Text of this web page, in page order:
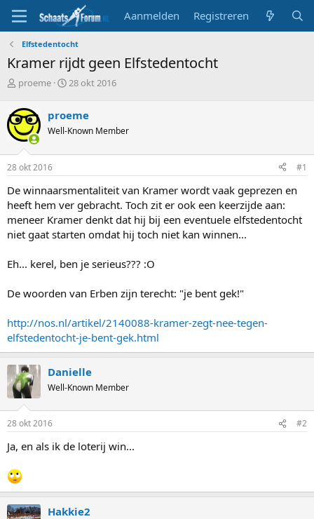
Aanmelden Registreren
Elfstedentocht
Kramer rijdt geen Elfstedentocht
T
p
i
c
s
t
a
t
e
r
proeme
S
r
t
a
m
28 okt 2016
proeme
Well-Known Member
28 okt 2016 #1
De winnaarsmentaliteit van Kramer wordt vaak geprezen en
heeft hem ver gebracht. Toch zit er ook een keerzijde aan:
meneer Kramer denkt dat hij bij een eventuele elfstedentocht
niet gaat starten omdat hij toch niet kan winnen...
Eh... kerel, ben je serieus??? :O
De woorden van Erben zijn terecht: "je bent gek!"
http://nos.nl/artikel/2140088-kramer-zegt-nee-tegen-
elfstedentocht-je-bent-gek.html
Danielle
Well-Known Member
28 okt 2016 #2
Ja, en als ik de loterij win...
Hakkie2